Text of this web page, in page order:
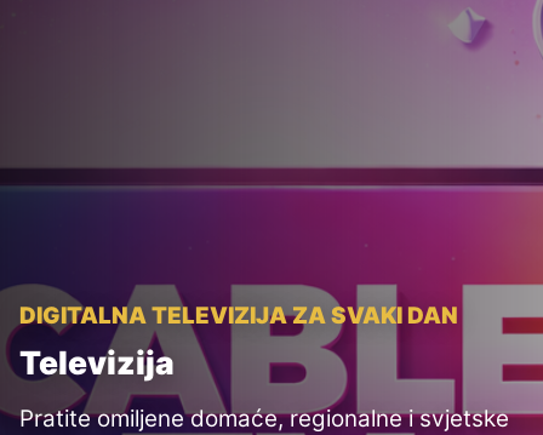
DIGITALNA TELEVIZIJA ZA SVAKI DAN
Televizija
Pratite omiljene domaće, regionalne i svjetske